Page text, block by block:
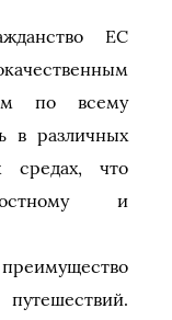
ЕС
по всему
в различных
средах, что
и